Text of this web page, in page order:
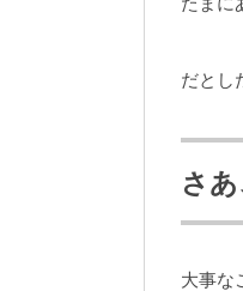
だとし
さ
大事な